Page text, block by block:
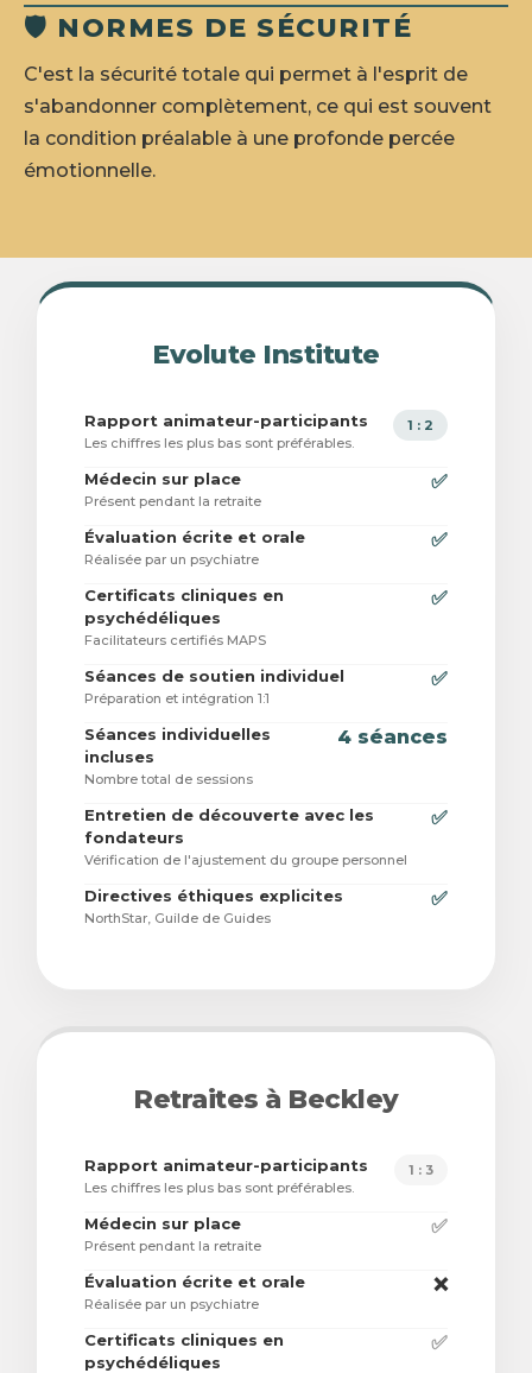
🛡️ NORMES DE SÉCURITÉ
C'est la sécurité totale qui permet à l'esprit de
s'abandonner complètement, ce qui est souvent
la condition préalable à une profonde percée
émotionnelle.
Evolute Institute
Rapport animateur-participants
Les chiffres les plus bas sont préférables.
1 : 2
Médecin sur place
Présent pendant la retraite
✅
Évaluation écrite et orale
Réalisée par un psychiatre
✅
Certificats cliniques en
psychédéliques
Facilitateurs certifiés MAPS
✅
Séances de soutien individuel
Préparation et intégration 1:1
✅
Séances individuelles
incluses
Nombre total de sessions
4 séances
Entretien de découverte avec les
fondateurs
Vérification de l'ajustement du groupe personnel
✅
Directives éthiques explicites
NorthStar, Guilde de Guides
✅
Retraites à Beckley
Rapport animateur-participants
Les chiffres les plus bas sont préférables.
1 : 3
Médecin sur place
Présent pendant la retraite
✅
Évaluation écrite et orale
Réalisée par un psychiatre
❌
Certificats cliniques en
psychédéliques
✅